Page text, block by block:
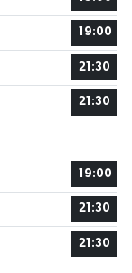
19:00
21:30
21:30
19:00
21:30
21:30